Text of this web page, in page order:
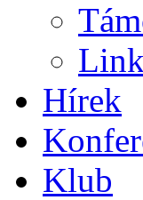
Hírek
Klub